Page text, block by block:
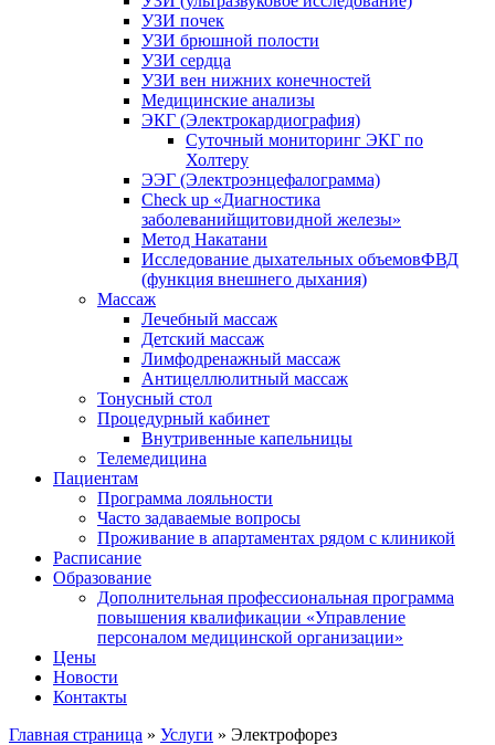
УЗИ почек
УЗИ брюшной полости
УЗИ сердца
УЗИ вен нижних конечностей
Медицинские анализы
ЭКГ (Электрокардиография)
Cуточный мониторинг ЭКГ по
Холтеру
ЭЭГ (Электроэнце­фало­грамма)
Check up «Диагностика
заболеванийщитовидной железы»
Метод Накатани
Исследование дыхательных объемовФВД
(функция внешнего дыхания)
Массаж
Лечебный массаж
Детский массаж
Лимфодренажный массаж
Антицеллюлитный массаж
Тонусный стол
Процедурный кабинет
Внутривенные капельницы
Телемедицина
Пациентам
Программа лояльности
Часто задаваемые вопросы
Проживание в апартаментах рядом с клиникой
Расписание
Образование
Дополнительная профессиональная программа
повышения квалификации «Управление
персоналом медицинской организации»
Цены
Новости
Контакты
Главная страница » Услуги » Электрофорез